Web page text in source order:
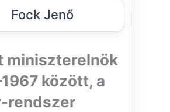
Fock Jenő
miniszterelnök
között, a
rendszer